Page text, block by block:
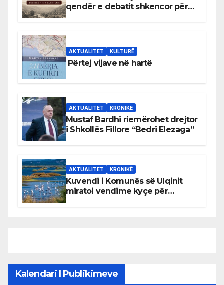
qendër e debatit shkencor për
AKTUALITET KULTURË
Përtej vijave në hartë
AKTUALITET KRONIKË
Mustaf Bardhi riemërohet drejtor
i Shkollës Fillore “Bedri Elezaga”
AKTUALITET KRONIKË
Kuvendi i Komunës së Ulqinit
miratoi vendime kyçe për
Kalendari I Publikimeve